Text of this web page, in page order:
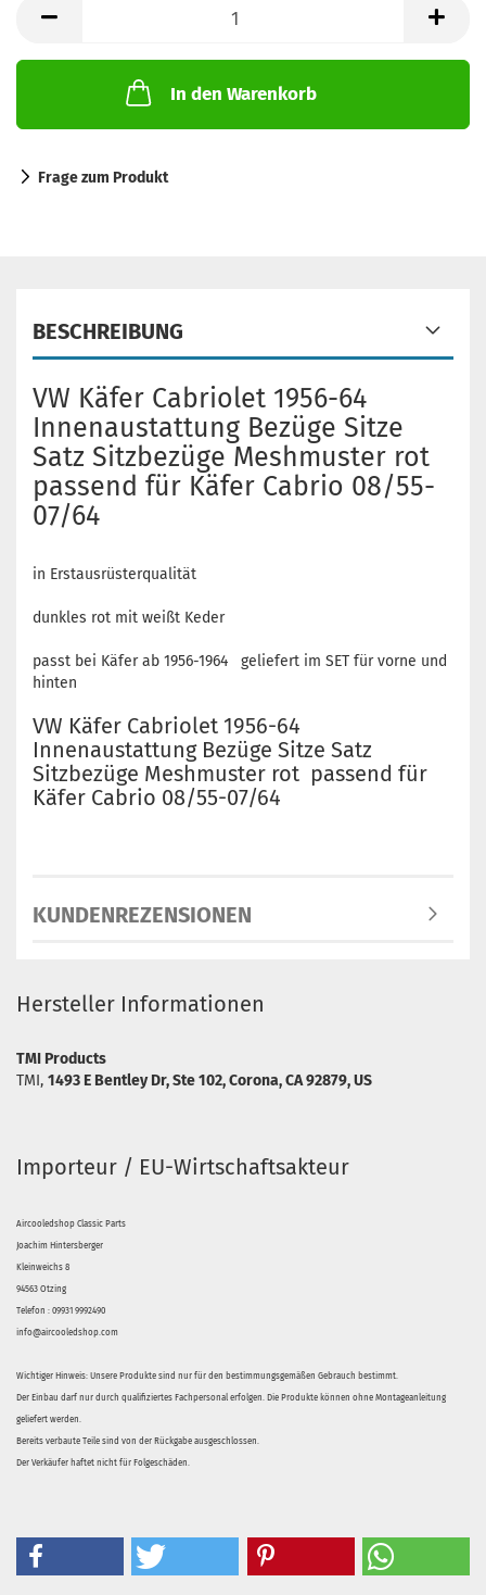
In den Warenkorb
Frage zum Produkt
BESCHREIBUNG
VW Käfer Cabriolet 1956-64
Innenaustattung Bezüge Sitze
Satz Sitzbezüge Meshmuster rot
passend für Käfer Cabrio 08/55-
07/64
in Erstausrüsterqualität
dunkles rot mit weißt Keder
passt bei Käfer ab 1956-1964 geliefert im SET für vorne und
hinten
VW Käfer Cabriolet 1956-64
Innenaustattung Bezüge Sitze Satz
Sitzbezüge Meshmuster rot passend für
Käfer Cabrio 08/55-07/64
KUNDENREZENSIONEN
Hersteller Informationen
TMI Products
TMI, 1493 E Bentley Dr, Ste 102, Corona, CA 92879, US
Importeur / EU-Wirtschaftsakteur
Aircooledshop Classic Parts
Joachim Hintersberger
Kleinweichs 8
94563 Otzing
Telefon : 09931 9992490
info@aircooledshop.com
Wichtiger Hinweis: Unsere Produkte sind nur für den bestimmungsgemäßen Gebrauch bestimmt.
Der Einbau darf nur durch qualifiziertes Fachpersonal erfolgen. Die Produkte können ohne Montageanleitung
geliefert werden.
Bereits verbaute Teile sind von der Rückgabe ausgeschlossen.
Der Verkäufer haftet nicht für Folgeschäden.